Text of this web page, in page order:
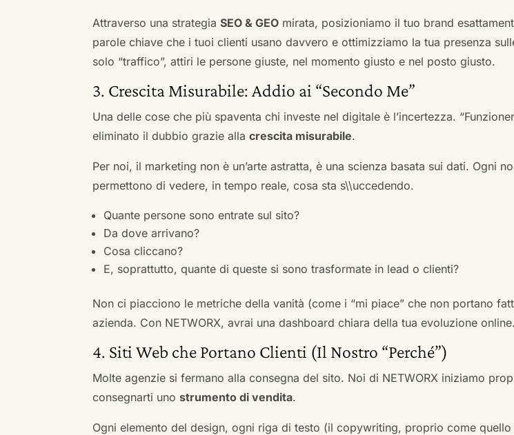
Attraverso una strategiaSEO & GEO mirata, posizioniamo il tuo brand
parole chiave che i tuoi clienti usano davvero e ottimizziamo la tua presenza
solo “traffico”, attiri le persone giuste, nel momento giusto e nel posto giusto.
3. Crescita Misurabile: Addio ai “Secondo Me”
Una delle cose che più spaventa chi investe nel digitale è l’incertezza.
eliminato il dubbio grazie allacrescita misurabile.
Per noi, il marketing non è un’arte astratta, è una scienza basata sui dati. Ogni
permettono di vedere, in tempo reale, cosa sta s\\uccedendo.
Quante persone sono entrate sul sito?
Da dove arrivano?
Cosa cliccano?
E, soprattutto, quante di queste si sono trasformate in lead o clienti?
Non ci piacciono le metriche della vanità (come i “mi piace” che non portano
azienda. Con NETWORX, avrai una dashboard chiara della tua evoluzione online.
4. Siti Web che Portano Clienti (Il Nostro “Perché”)
Molte agenzie si fermano alla consegna del sito. Noi di NETWORX iniziamo
consegnarti unostrumento di vendita.
Ogni elemento del design, ogni riga di testo (il copywriting, proprio come